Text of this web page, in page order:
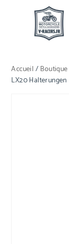
Accueil /Boutique
LX20 Halterungen